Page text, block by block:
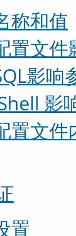
称和值
置文件
影响
影
置文件
置